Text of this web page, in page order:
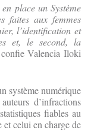
place un Système
faites aux femmes
l’identification et
et, le second, la
Valencia Iloki
système numérique
d’infractions
fiables au
celui en charge de